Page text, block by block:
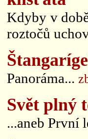
Kdyby v
roztočů
Panoráma...
Svět plný
...aneb První